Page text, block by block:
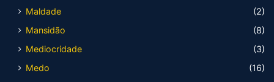
Maldade
(2)
Mansidão
(8)
Mediocridade
(3)
Medo
(16)